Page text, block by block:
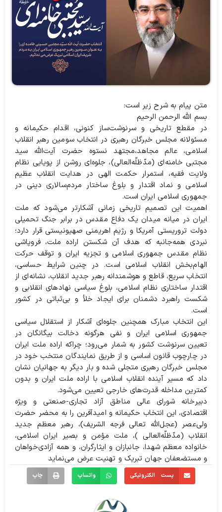
متن پیام به شرح زیر است:
بسم الله الرحمن الرحیم
در مقطع تاریخی و سرنوشت‌ساز کنونی، اقدام حکیمانه و
مسئولانه مجلس خبرگان رهبری در انتخاب سومین رهبر انقلاب
اسلامی، عالم مجاهد،مجتهد نستوه حضرت آیت‌الله سید
مجتبی خامنه‌ای (مدّظلّه‌العالی)، جلوه‌ای روشن از پویایی نظام
ولایت فقیه، استمرار حکمت الهی در هدایت انقلاب عظیم
اسلامی و نماد اقتدار و بلوغ ساختار مردم‌سالاری دینی در
جمهوری اسلامی ایران است.
اهمیت این تصمیم تاریخی زمانی آشکارتر می‌شود که ملت
ایران در میانه میدان یک دفاع مقدس در برابر جنگ تحمیلی
دولت تروریستی آمریکا و رژیم اهریمنی صهیونیستی قرار دارد؛
نبردی همه‌جانبه که هدف آن شکستن اراده ملت، فروپاشی
نظام مقدس جمهوری اسلامی و تجزیه ایران و توقف حرکت
الهام‌بخش انقلاب اسلامی است. در چنین شرایط حساسی،
انتخاب سریع، قاطع و هوشمندانه رهبر جدید انقلاب، نشانه‌ای از
اقتدار ساختاری نظام اسلامی، بلوغ سیاسی نهادهای انقلابی و
شکست راهبرد دشمنان برای ایجاد خلأ و بی‌ثباتی در کشور
است.
این انتخاب مبارک همچنین جلوه‌ای آشکار از استقلال سیاسی
جمهوری اسلامی ایران و نفی هرگونه دخالت بیگانگان در
تعیین سرنوشت کشور به شمار می‌رود؛ چراکه اراده ملت ایران
در چارچوب قانون اساسی و از طریق نمایندگان منتخب خود در
مجلس خبرگان رهبری متجلی شده و بار دیگر به جهانیان نشان
داد که مسیر آینده انقلاب اسلامی با اراده ملت ایران و بدون
کمترین مداخله قدرت‌های خارجی تعیین می‌شود.
دبیرخانه شورای عالی مناطق آزاد تجاری-صنعتی و ویژه
اقتصادی، این انتخاب حکیمانه و امیدآفرین را به محضر حضرت
ولی‌عصر (عجل‌الله تعالی فرجه الشریف)، رهبر معظم جدید
انقلاب (مدّظلّه‌العالی )، ملت مؤمن و بصیر ایران اسلامی،
خانواده معظم شهدا، جانبازان و ایثارگران، و همه آزادی‌خواهان
و مستضعفان جهان تبریک و تهنیت عرض می‌نماید
پست الکترونیکی واتساپ چاپ